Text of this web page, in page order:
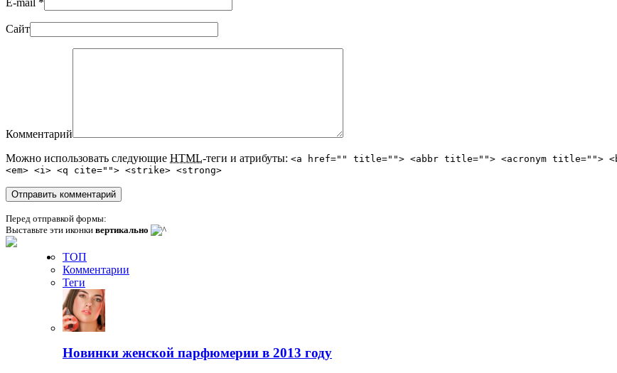
E-mail *
Сайт
Комментарий
Можно использовать следующие HTML-теги и атрибуты: <a href="" title=""> <abbr title=""> <acronym title="">
<em> <i> <q cite=""> <strike> <strong>
Перед отправкой формы:
Выставьте эти иконки вертикально
ТОП
Комментарии
Теги
Новинки женской парфюмерии в 2013 году